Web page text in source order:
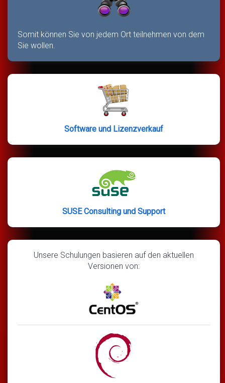
Somit können Sie von jedem Ort teilnehmen von dem
Sie wollen.
Software und Lizenzverkauf
SUSE Consulting und Support
Unsere Schulungen basieren auf den aktuellen
Versionen von: